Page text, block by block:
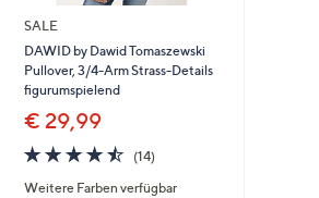
diese
anzuzeigen.
SALE
DAWID by Dawid Tomaszewski
Pullover, 3/4-Arm Strass-Details
figurumspielend
€ 29,99
4.4
von
5
(14)14
Weitere Farben verfügbar